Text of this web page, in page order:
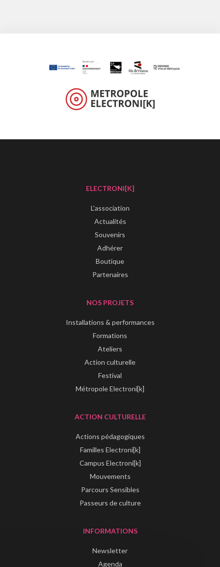
ELECTRONI[K]
L'association
Actualités
Souvenirs
Adhérer
Boutique
Partenaires
NOS PROJETS
Installations & performances
Formations
Ateliers
Action culturelle
Festival
Métropole Electroni[k]
ACTION CULTURELLE
Actions pédagogiques
Familles Electroni[k]
Campus Electroni[k]
Mouvements
Parcours Sensibles
Passeurs de culture
INFORMATIONS
Newsletter
Agenda